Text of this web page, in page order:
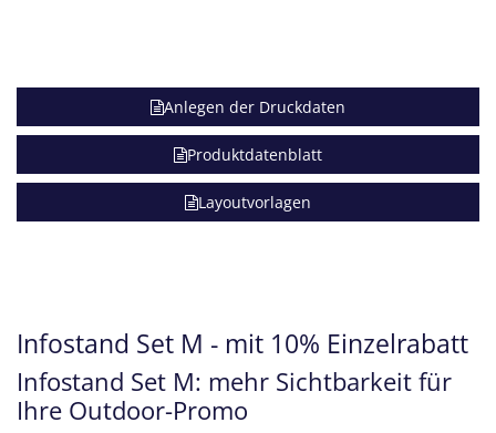
Anlegen der Druckdaten
Produktdatenblatt
Layoutvorlagen
Infostand Set M - mit 10% Einzelrabatt
Infostand Set M: mehr Sichtbarkeit für
Ihre Outdoor-Promo